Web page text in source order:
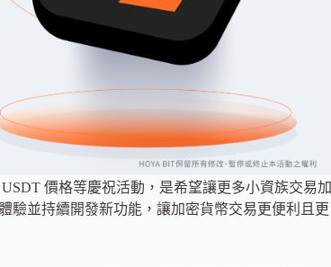
價格等慶祝活動，是希望讓更多小資族交易加
驗並持續開發新功能，讓加密貨幣交易更便利且更